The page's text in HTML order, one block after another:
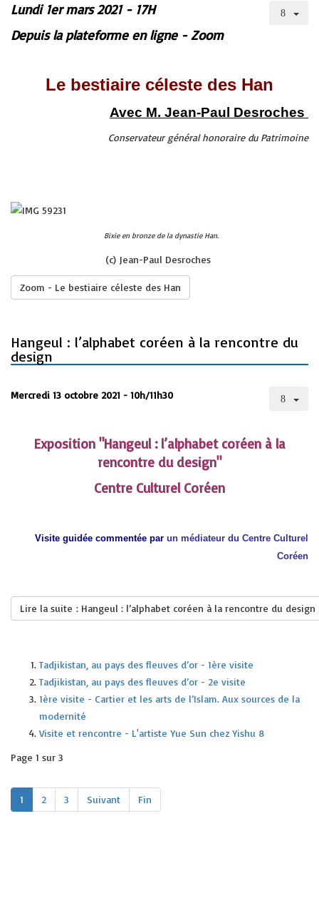
Lundi 1er mars 2021 - 17H
Depuis la plateforme en ligne - Zoom
Le bestiaire céleste des Han
Avec M. Jean-Paul Desroches
Conservateur général honoraire du Patrimoine
Bixie en bronze de la dynastie Han.
(c) Jean-Paul Desroches
Zoom - Le bestiaire céleste des Han
Hangeul : l’alphabet coréen à la rencontre du
design
Mercredi 13 octobre 2021 - 10h/11h30
Exposition "Hangeul : l’alphabet coréen à la
rencontre du design"
Centre Culturel Coréen
Visite guidée commentée par un médiateur du Centre Culturel
Coréen
Lire la suite : Hangeul : l’alphabet coréen à la rencontre du design
Tadjikistan, au pays des fleuves d’or - 1ère visite
Tadjikistan, au pays des fleuves d’or - 2e visite
1ère visite - Cartier et les arts de l’Islam. Aux sources de la
modernité
Visite et rencontre - L'artiste Yue Sun chez Yishu 8
Page 1 sur 3
1 2 3 Suivant Fin